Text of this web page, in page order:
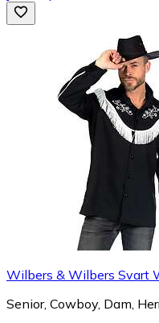
Wilbers & Wilbers Svart
Senior, Cowboy, Dam,